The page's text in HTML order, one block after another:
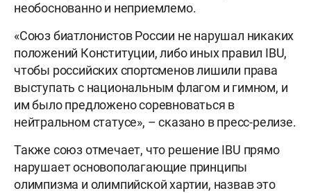
необоснованно и неприемлемо.
«Союз биатлонистов России не нарушал никаких
положений Конституции, либо иных правил IBU,
чтобы российских спортсменов лишили права
выступать с национальным флагом и гимном, и
им было предложено соревноваться в
нейтральном статусе», – сказано в пресс-релизе.
Также союз отмечает, что решение IBU прямо
нарушает основополагающие принципы
олимпизма и олимпийской хартии, назвав это